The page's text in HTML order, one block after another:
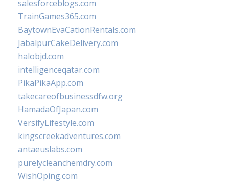
salesforceblogs.com
TrainGames365.com
BaytownEvaCationRentals.com
JabalpurCakeDelivery.com
halobjd.com
intelligenceqatar.com
PikaPikaApp.com
takecareofbusinessdfw.org
HamadaOfJapan.com
VersifyLifestyle.com
kingscreekadventures.com
antaeuslabs.com
purelycleanchemdry.com
WishOping.com